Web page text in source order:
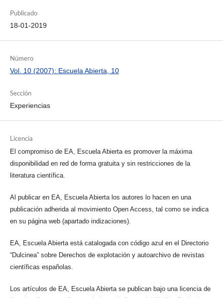
Publicado
18-01-2019
Número
Vol. 10 (2007): Escuela Abierta, 10
Sección
Experiencias
Licencia
El compromiso de EA, Escuela Abierta es promover la máxima
disponibilidad en red de forma gratuita y sin restricciones de la
literatura científica.
Al publicar en EA, Escuela Abierta los autores lo hacen en una
publicación adherida al movimiento Open Access, tal como se indica
en su página web (apartado indizaciones).
EA, Escuela Abierta está catalogada con código azul en el Directorio
“Dulcinea” sobre Derechos de explotación y autoarchivo de revistas
científicas españolas.
Los artículos de EA, Escuela Abierta se publican bajo una licencia de